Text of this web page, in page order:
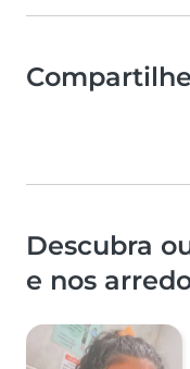
Descubra
e nos